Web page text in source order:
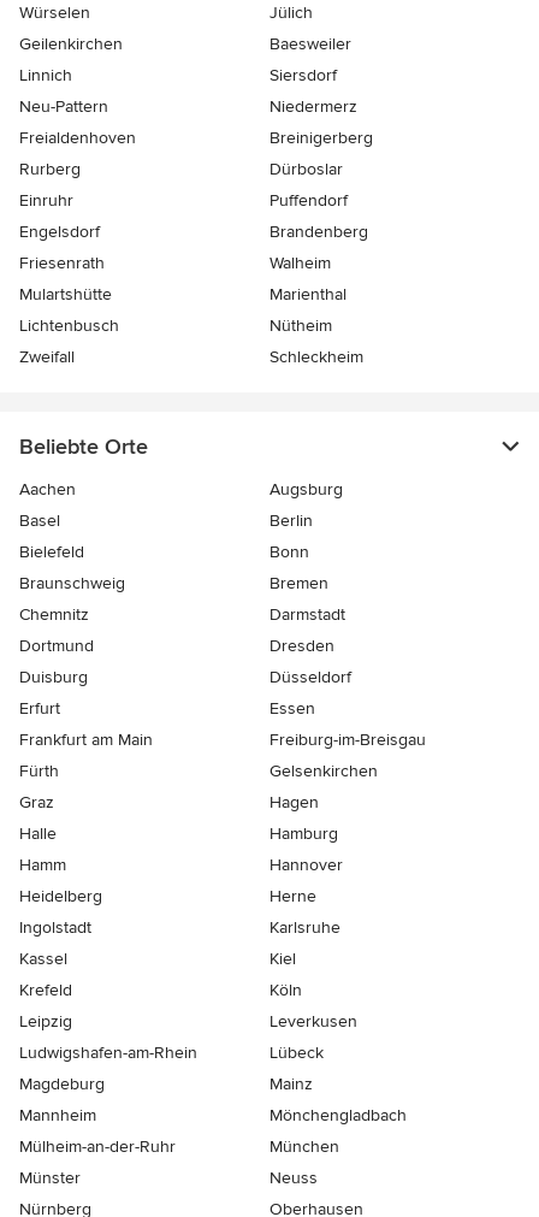
Würselen
Jülich
Geilenkirchen
Baesweiler
Linnich
Siersdorf
Neu-Pattern
Niedermerz
Freialdenhoven
Breinigerberg
Rurberg
Dürboslar
Einruhr
Puffendorf
Engelsdorf
Brandenberg
Friesenrath
Walheim
Mulartshütte
Marienthal
Lichtenbusch
Nütheim
Zweifall
Schleckheim
Beliebte Orte
Aachen
Augsburg
Basel
Berlin
Bielefeld
Bonn
Braunschweig
Bremen
Chemnitz
Darmstadt
Dortmund
Dresden
Duisburg
Düsseldorf
Erfurt
Essen
Frankfurt am Main
Freiburg-im-Breisgau
Fürth
Gelsenkirchen
Graz
Hagen
Halle
Hamburg
Hamm
Hannover
Heidelberg
Herne
Ingolstadt
Karlsruhe
Kassel
Kiel
Krefeld
Köln
Leipzig
Leverkusen
Ludwigshafen-am-Rhein
Lübeck
Magdeburg
Mainz
Mannheim
Mönchen­gladbach
Mülheim-an-der-Ruhr
München
Münster
Neuss
Nürnberg
Oberhausen